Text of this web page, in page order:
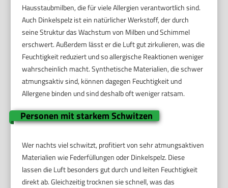
Hausstaubmilben, die für viele Allergien verantwortlich sind.
Auch Dinkelspelz ist ein natürlicher Werkstoff, der durch
seine Struktur das Wachstum von Milben und Schimmel
erschwert. Außerdem lässt er die Luft gut zirkulieren, was die
Feuchtigkeit reduziert und so allergische Reaktionen weniger
wahrscheinlich macht. Synthetische Materialien, die schwer
atmungsaktiv sind, können dagegen Feuchtigkeit und
Allergene binden und sind deshalb oft weniger ratsam.
Personen mit starkem Schwitzen
Wer nachts viel schwitzt, profitiert von sehr atmungsaktiven
Materialien wie Federfüllungen oder Dinkelspelz. Diese
lassen die Luft besonders gut durch und leiten Feuchtigkeit
direkt ab. Gleichzeitig trocknen sie schnell, was das